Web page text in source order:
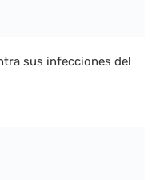
sus infecciones del